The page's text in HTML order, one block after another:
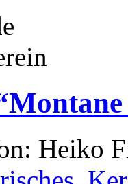
Heiko